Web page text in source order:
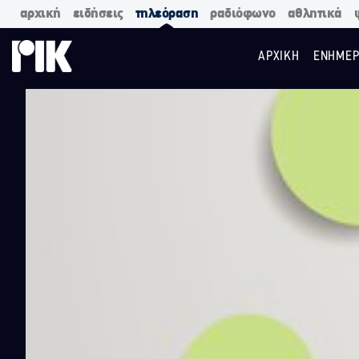
αρχική ειδήσεις τηλεόραση ραδιόφωνο αθλητικά
ΑΡΧΙΚΗ